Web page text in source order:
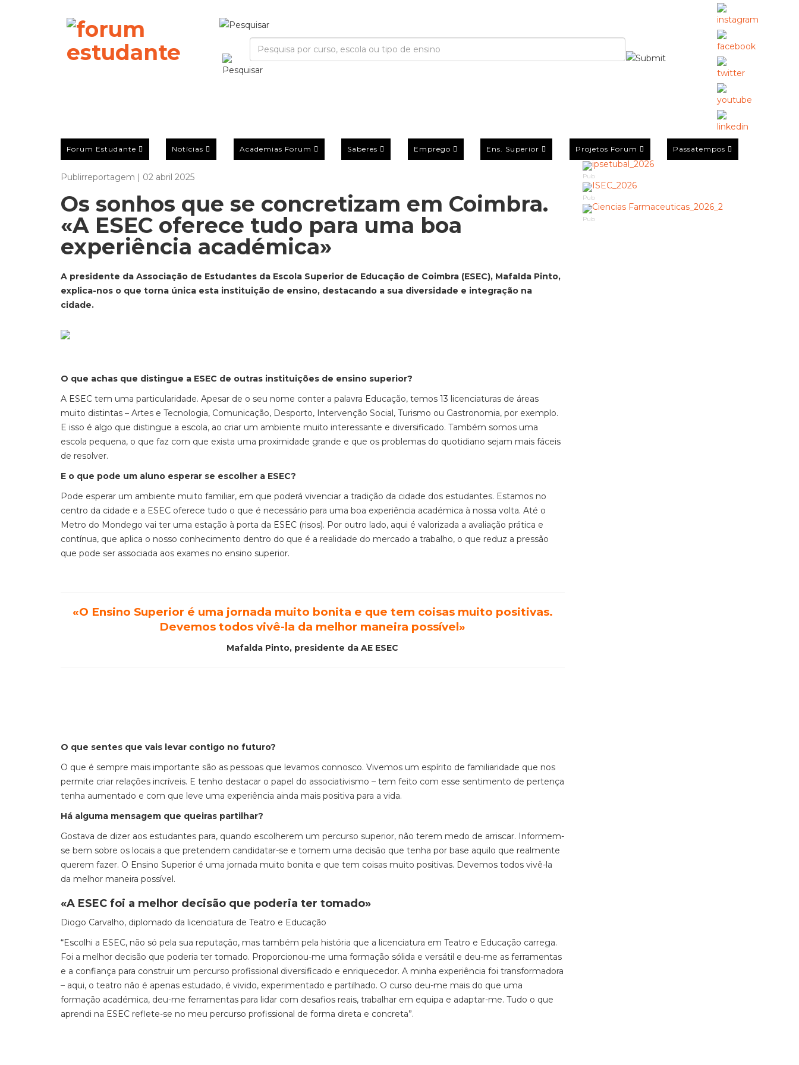
Forum Estudante Notícias Academias Forum Saberes Emprego Ens. Superior Projetos Forum Passatempos
Publirreportagem | 02 abril 2025
Os sonhos que se concretizam em Coimbra.
«A ESEC oferece tudo para uma boa
experiência académica»
A presidente da Associação de Estudantes da Escola Superior de Educação de Coimbra (ESEC), Mafalda Pinto,
explica-nos o que torna única esta instituição de ensino, destacando a sua diversidade e integração na
cidade.
O que achas que distingue a ESEC de outras instituições de ensino superior?
A ESEC tem uma particularidade. Apesar de o seu nome conter a palavra Educação, temos 13 licenciaturas de áreas
muito distintas – Artes e Tecnologia, Comunicação, Desporto, Intervenção Social, Turismo ou Gastronomia, por exemplo.
E isso é algo que distingue a escola, ao criar um ambiente muito interessante e diversificado. Também somos uma
escola pequena, o que faz com que exista uma proximidade grande e que os problemas do quotidiano sejam mais fáceis
de resolver.
E o que pode um aluno esperar se escolher a ESEC?
Pode esperar um ambiente muito familiar, em que poderá vivenciar a tradição da cidade dos estudantes. Estamos no
centro da cidade e a ESEC oferece tudo o que é necessário para uma boa experiência académica à nossa volta. Até o
Metro do Mondego vai ter uma estação à porta da ESEC (risos). Por outro lado, aqui é valorizada a avaliação prática e
contínua, que aplica o nosso conhecimento dentro do que é a realidade do mercado a trabalho, o que reduz a pressão
que pode ser associada aos exames no ensino superior.
«O Ensino Superior é uma jornada muito bonita e que tem coisas muito positivas.
Devemos todos vivê-la da melhor maneira possível»
Mafalda Pinto, presidente da AE ESEC
O que sentes que vais levar contigo no futuro?
O que é sempre mais importante são as pessoas que levamos connosco. Vivemos um espírito de familiaridade que nos
permite criar relações incríveis. E tenho destacar o papel do associativismo – tem feito com esse sentimento de pertença
tenha aumentado e com que leve uma experiência ainda mais positiva para a vida.
Há alguma mensagem que queiras partilhar?
Gostava de dizer aos estudantes para, quando escolherem um percurso superior, não terem medo de arriscar. Informem-
se bem sobre os locais a que pretendem candidatar-se e tomem uma decisão que tenha por base aquilo que realmente
querem fazer. O Ensino Superior é uma jornada muito bonita e que tem coisas muito positivas. Devemos todos vivê-la
da melhor maneira possível.
«A ESEC foi a melhor decisão que poderia ter tomado»
Diogo Carvalho, diplomado da licenciatura de Teatro e Educação
“Escolhi a ESEC, não só pela sua reputação, mas também pela história que a licenciatura em Teatro e Educação carrega.
Foi a melhor decisão que poderia ter tomado. Proporcionou-me uma formação sólida e versátil e deu-me as ferramentas
e a confiança para construir um percurso profissional diversificado e enriquecedor. A minha experiência foi transformadora
– aqui, o teatro não é apenas estudado, é vivido, experimentado e partilhado. O curso deu-me mais do que uma
formação académica, deu-me ferramentas para lidar com desafios reais, trabalhar em equipa e adaptar-me. Tudo o que
aprendi na ESEC reflete-se no meu percurso profissional de forma direta e concreta”.
Pub
Pub
Pub